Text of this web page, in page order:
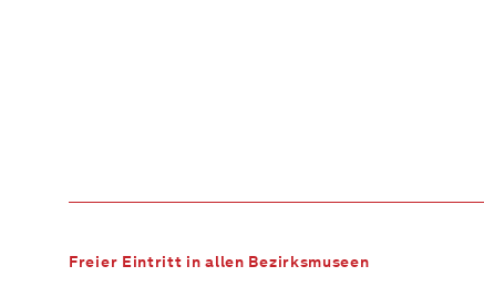
Freier Eintritt in allen Bezirksmuseen